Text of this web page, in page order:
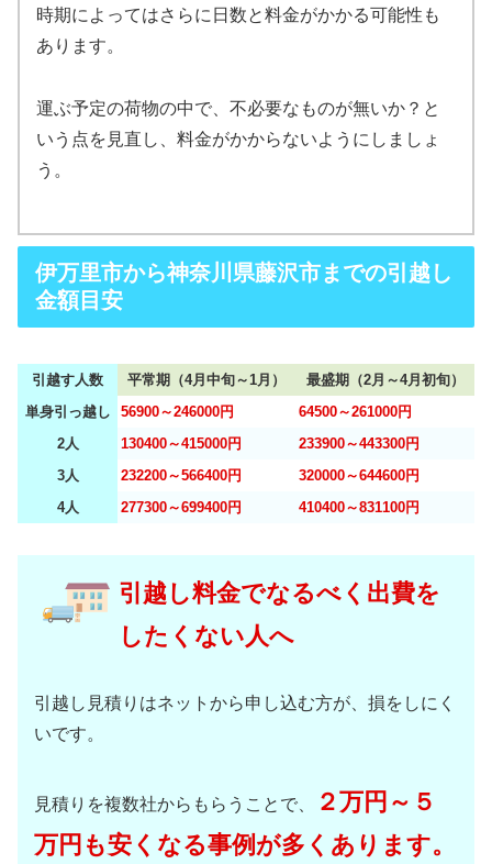
時期によってはさらに日数と料金がかかる可能性も
あります。
運ぶ予定の荷物の中で、不必要なものが無いか？と
いう点を見直し、料金がかからないようにしましょ
う。
伊万里市から神奈川県藤沢市までの引越し
金額目安
引越す人数 平常期（4月中旬～1月）
最盛期（2月～4月初旬）
単身引っ越し
56900～246000円
64500～261000円
2人
130400～415000円
233900～443300円
3人
232200～566400円
320000～644600円
4人
277300～699400円 410400～831100円
引越し料金でなるべく出費を
したくない人へ
引越し見積りはネットから申し込む方が、損をしにく
いです。
見積りを複数社からもらうことで、
２万円～５
万円も安くなる事例が多くあります。